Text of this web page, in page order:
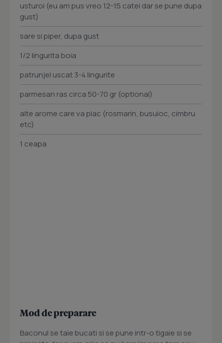
usturoi (eu am pus vreo 12-15 catei dar se pune dupa
gust)
sare si piper, dupa gust
1/2 lingurita boia
patrunjel uscat 3-4 lingurite
parmesan ras circa 50-70 gr (optional)
alte arome care va plac (rosmarin, busuioc, cimbru
etc)
1 ceapa
Mod de preparare
Baconul se taie bucati si se pune intr-o tigaie si se